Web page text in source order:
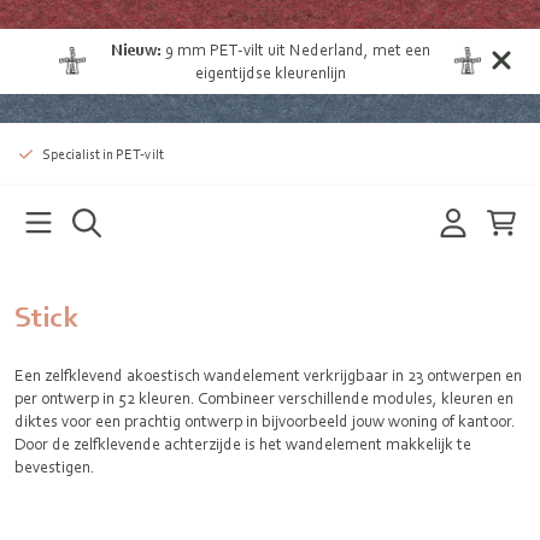
Nieuw: 9 mm PET-vilt uit Nederland , met een
eigentijdse kleurenlijn
Specialist in PET-vilt
Stick
Een zelfklevend akoestisch wandelement verkrijgbaar in 23 ontwerpen en
per ontwerp in 52 kleuren. Combineer verschillende modules, kleuren en
diktes voor een prachtig ontwerp in bijvoorbeeld jouw woning of kantoor.
Door de zelfklevende achterzijde is het wandelement makkelijk te
bevestigen.